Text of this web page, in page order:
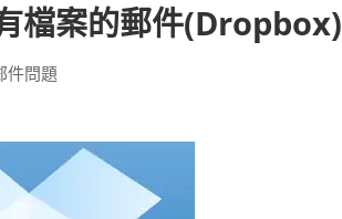
檔案的郵件(Dropbox)
件問題